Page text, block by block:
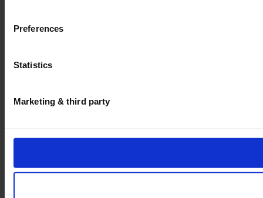
Preferences
Statistics
Marketing & third party